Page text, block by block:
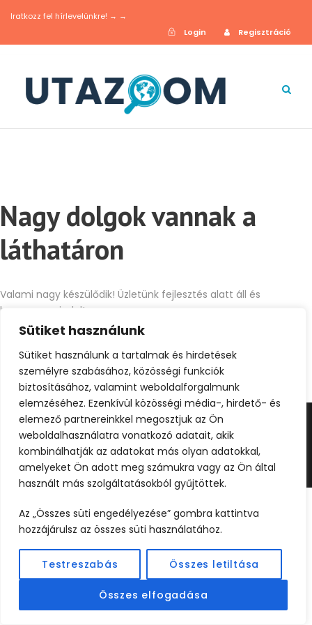
Sütiket használunk
Sütiket használunk a tartalmak és hirdetések
személyre szabásához, közösségi funkciók
biztosításához, valamint weboldalforgalmunk
elemzéséhez. Ezenkívül közösségi média-, hirdető- és
elemező partnereinkkel megosztjuk az Ön
weboldalhasználatra vonatkozó adatait, akik
kombinálhatják az adatokat más olyan adatokkal,
amelyeket Ön adott meg számukra vagy az Ön által
használt más szolgáltatásokból gyűjtöttek.
Az „Összes süti engedélyezése” gombra kattintva
hozzájárulsz az összes süti használatához.
Testreszabás Összes letiltása
Összes elfogadása
Iratkozz fel hírlevelünkre! → →
Login
Regisztráció
Nagy dolgok vannak a
láthatáron
Valami nagy készülődik! Üzletünk fejlesztés alatt áll és
hamarosan indul!
©2024 UTAZOOM - MINDEN JOG FENNTARTVA |
KÉSZÍTETTEWEBCREATIVE